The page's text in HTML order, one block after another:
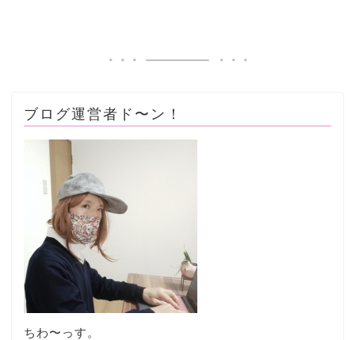
ブログ運営者ド〜ン！
ちわ〜っす。